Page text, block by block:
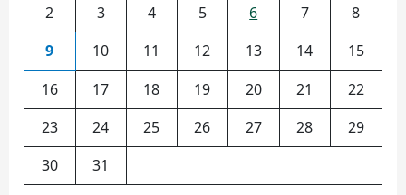
2
3 4 5 6 7
8
9
10 11 12 13 14
15
16
17 18 19 20 21
22
23
24 25 26 27 28
29
30
31